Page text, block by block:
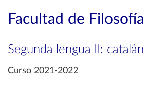
Facultad de
Segunda lengua II: catalán
Curso 2021-2022